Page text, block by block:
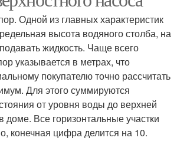
Одной из главных характеристик
высота водяного столба, на
жидкость. Чаще всего
указывается в метрах, что
покупателю точно рассчитать
Для этого суммируются
от уровня воды до верхней
доме. Все горизонтальные участки
конечная цифра делится на 10.